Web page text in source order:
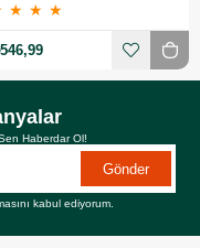
★ ★ ★
Haberdar Ol!
Gönder
kabul ediyorum.